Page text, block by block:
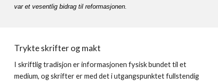
var et vesentlig bidrag til reformasjonen.
Trykte skrifter og makt
I skriftlig tradisjon er informasjonen fysisk bundet til et
medium, og skrifter er med det i utgangspunktet fullstendig